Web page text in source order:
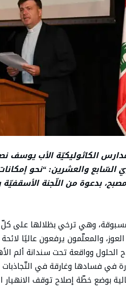
الكاثوليكيّة الأب يوسف
السّابع والعشرين: “نحو
بدعوة من اللّجنة الأسقفيّة
مسبوقة، وهي ترخي بظلالها على
والمعلّمون يرفعون عاليًا
الحلول وواقعة تحت سندانة ألم
في فسادها وغارقة في
بوضع خطّة إصلاح توقف الانهيار